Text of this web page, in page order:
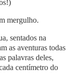
mergulho.
sentados na
as aventuras todas
palavras deles,
centímetro do